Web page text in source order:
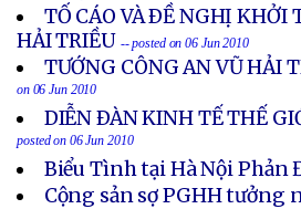
TỐ CÁO VÀ ÐỀ NGHỊ KHỞI
HẢI TRIỀU -- posted on 06 Jun 2010
TƯỚNG CÔNG AN VŨ HẢI
on 06 Jun 2010
DIỄN ÐÀN KINH TẾ THẾ
posted on 06 Jun 2010
Biểu Tình tại Hà Nội Phản
Cộng sản sợ PGHH tưởng